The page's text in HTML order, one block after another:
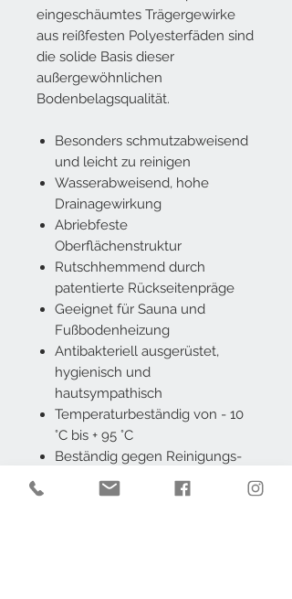
eingeschäumtes Trägergewirke
aus reißfesten Polyesterfäden sind
die solide Basis dieser
außergewöhnlichen
Bodenbelagsqualität.
Besonders schmutzabweisend
und leicht zu reinigen
Wasserabweisend, hohe
Drainagewirkung
Abriebfeste
Oberflächenstruktur
Rutschhemmend durch
patentierte Rückseitenpräge
Geeignet für Sauna und
Fußbodenheizung
Antibakteriell ausgerüstet,
hygienisch und
hautsympathisch
Temperaturbeständig von - 10
°C bis + 95 °C
Beständig gegen Reinigungs-
und Desinfektionsmittel
Frei von Blei, Cadmium und